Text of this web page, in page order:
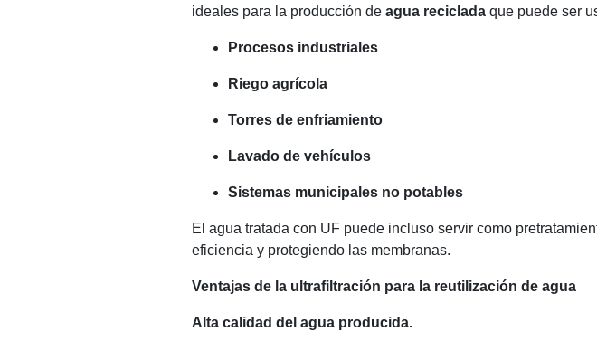
ideales para la producción de agua reciclada que puede ser
Procesos industriales
Riego agrícola
Torres de enfriamiento
Lavado de vehículos
Sistemas municipales no potables
El agua tratada con UF puede incluso servir como
eficiencia y protegiendo las membranas.
Ventajas de la ultrafiltración para la reutilización de agua
Alta calidad del agua producida.